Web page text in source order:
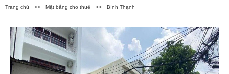
Trang chủ >> Mặt bằng cho thuê >> Bình Thạnh